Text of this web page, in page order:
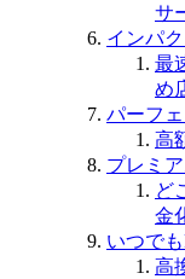
サ
インパク
最
め
パーフ
高
プレミ
ど
金
いつで
高